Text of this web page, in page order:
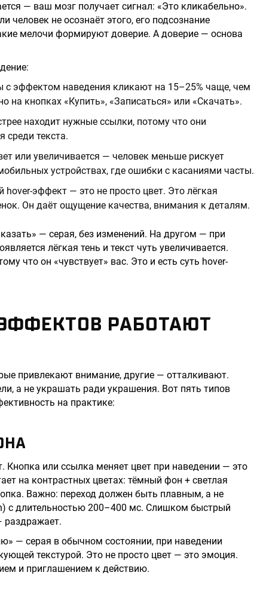
— ваш мозг получает сигнал: «Это кликабельно».
человек не осознаёт этого, его подсознание
мелочи формируют доверие. А доверие — основа
с эффектом наведения кликают на 15–25% чаще, чем
на кнопках «Купить», «Записаться» или «Скачать».
находит нужные ссылки, потому что они
текста.
или увеличивается — человек меньше рискует
устройствах, где ошибки с касаниями часты.
hover-эффект — это не просто цвет. Это лёгкая
Он даёт ощущение качества, внимания к деталям.
— серая, без изменений. На другом — при
лёгкая тень и текст чуть увеличивается.
что он «чувствует» вас. Это и есть суть hover-
РАБОТАЮТ
привлекают внимание, другие — отталкивают.
а не украшать ради украшения. Вот пять типов
на практике:
или ссылка меняет цвет при наведении — это
на контрастных цветах: тёмный фон + светлая
Важно: переход должен быть плавным, а не
с длительностью 200–400 мс. Слишком быстрый
— серая в обычном состоянии, при наведении
текстурой. Это не просто цвет — это эмоция.
и приглашением к действию.